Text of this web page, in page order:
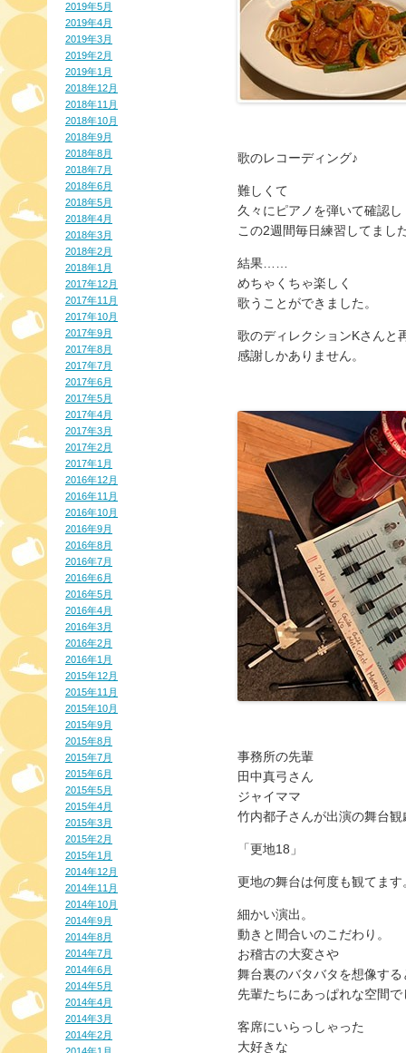
2019年5月
2019年4月
2019年3月
2019年2月
2019年1月
2018年12月
2018年11月
2018年10月
2018年9月
2018年8月
2018年7月
2018年6月
2018年5月
2018年4月
2018年3月
2018年2月
2018年1月
2017年12月
2017年11月
2017年10月
2017年9月
2017年8月
2017年7月
2017年6月
2017年5月
2017年4月
2017年3月
2017年2月
2017年1月
2016年12月
2016年11月
2016年10月
2016年9月
2016年8月
2016年7月
2016年6月
2016年5月
2016年4月
2016年3月
2016年2月
2016年1月
2015年12月
2015年11月
2015年10月
2015年9月
2015年8月
2015年7月
2015年6月
2015年5月
2015年4月
2015年3月
2015年2月
2015年1月
2014年12月
2014年11月
2014年10月
2014年9月
2014年8月
2014年7月
2014年6月
2014年5月
2014年4月
2014年3月
2014年2月
歌のレコーディング♪
難しくて
久々にピアノを弾いて確認し
この2週間毎日練習してまし
結果……
めちゃくちゃ楽しく
歌うことができました。
歌のディレクションKさんと
感謝しかありません。
事務所の先輩
田中真弓さん
ジャイママ
竹内都子さんが出演の舞台観
「更地18」
更地の舞台は何度も観てます
細かい演出。
動きと間合いのこだわり。
お稽古の大変さや
舞台裏のバタバタを想像する
先輩たちにあっぱれな空間で
客席にいらっしゃった
大好きな